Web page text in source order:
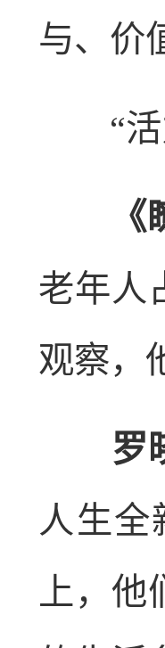
与、价
“活
《瞭
老年人
观察，
罗晓
人生全
上，他